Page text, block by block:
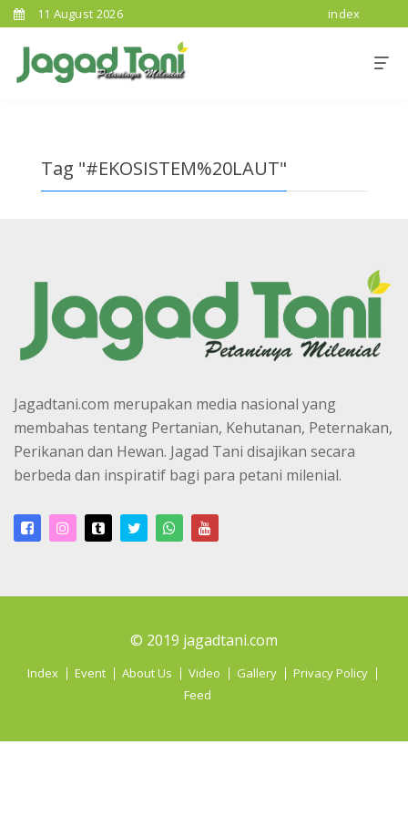
11 August 2026 index
Tag "#EKOSISTEM%20LAUT"
Jagadtani.com merupakan media nasional yang
membahas tentang Pertanian, Kehutanan, Peternakan,
Perikanan dan Hewan. Jagad Tani disajikan secara
berbeda dan inspiratif bagi para petani milenial.
© 2019 jagadtani.com
Index Event About Us Video Gallery
Privacy Policy
Feed